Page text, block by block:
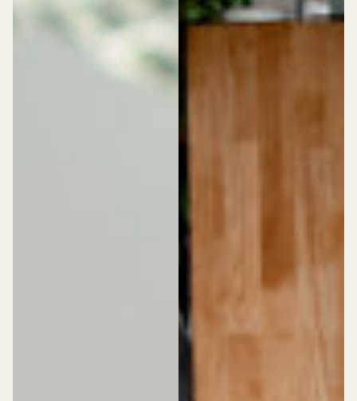
Dudok Academy
Lees hier alles over de academy